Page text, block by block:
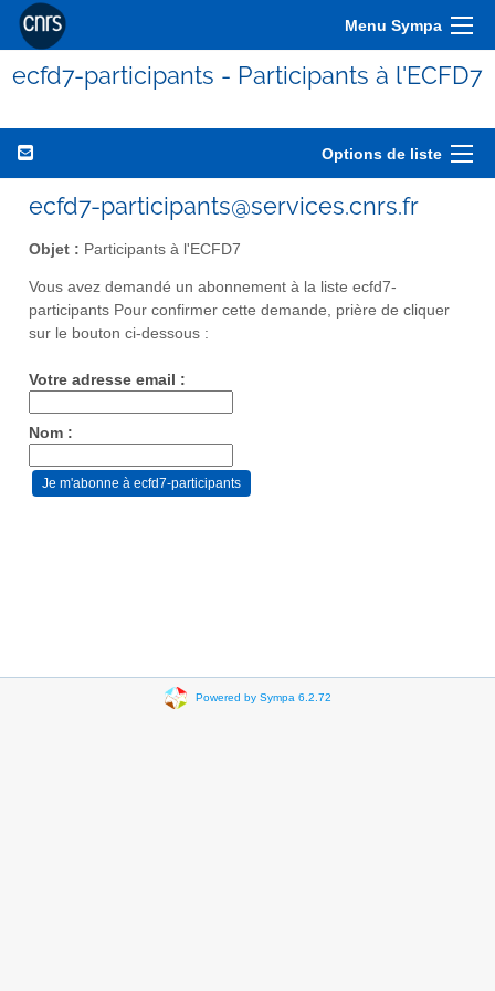
Menu Sympa
ecfd7-participants - Participants à l'ECFD7
Options de liste
ecfd7-participants@services.cnrs.fr
Objet : Participants à l'ECFD7
Vous avez demandé un abonnement à la liste ecfd7-
participants Pour confirmer cette demande, prière de cliquer
sur le bouton ci-dessous :
Votre adresse email :
Nom :
Powered by Sympa 6.2.72